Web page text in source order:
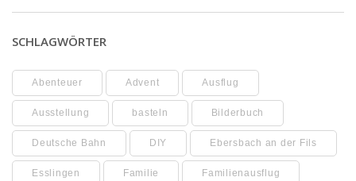
SCHLAGWÖRTER
Abenteuer Advent Ausflug
Ausstellung basteln Bilderbuch
Deutsche Bahn DIY Ebersbach an der Fils
Esslingen Familie Familienausflug